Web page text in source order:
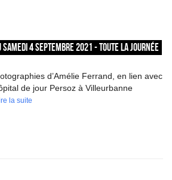
4 SEPTEMBRE 2021 - TOUTE LA JOURNÉE
d’Amélie Ferrand, en lien avec
de jour Persoz à Villeurbanne
la suite